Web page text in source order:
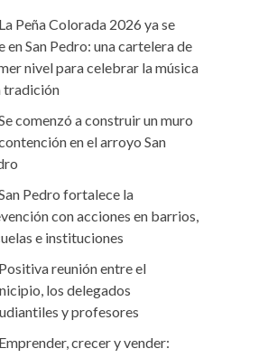
La Peña Colorada 2026 ya se
en San Pedro: una cartelera de
nivel para celebrar la música
tradición
comenzó a construir un muro
en el arroyo San
Pedro fortalece la
con acciones en barrios,
e instituciones
Positiva reunión entre el
los delegados
y profesores
Emprender, crecer y vender: